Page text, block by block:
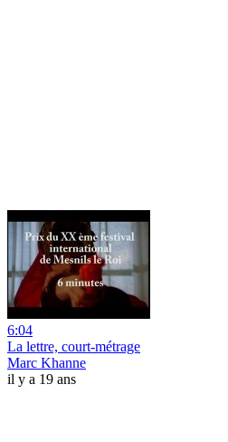
6:04
La lettre, court-métrage
Marc Khanne
il y a 19 ans